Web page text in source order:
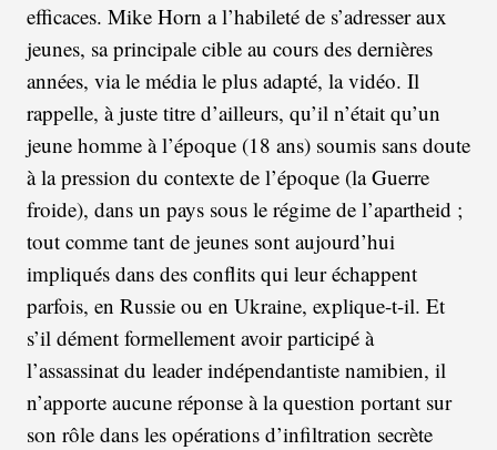
efficaces. Mike Horn a l’habileté de s’adresser aux
jeunes, sa principale cible au cours des dernières
années, via le média le plus adapté, la vidéo. Il
rappelle, à juste titre d’ailleurs, qu’il n’était qu’un
jeune homme à l’époque (18 ans) soumis sans doute
à la pression du contexte de l’époque (la Guerre
froide), dans un pays sous le régime de l’apartheid ;
tout comme tant de jeunes sont aujourd’hui
impliqués dans des conflits qui leur échappent
parfois, en Russie ou en Ukraine, explique-t-il. Et
s’il dément formellement avoir participé à
l’assassinat du leader indépendantiste namibien, il
n’apporte aucune réponse à la question portant sur
son rôle dans les opérations d’infiltration secrète